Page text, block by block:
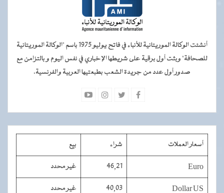
أنشئت الوكالة الموريتانية للأنباء في فاتح يوليو 1975 باسم "الوكالة الموريتانية
للصحافة" وبثت أول برقية على شريطها الإخباري في نفس اليوم و بالتزامن مع
صدور أول عدد من جريدة الشعب بطبعتيها العربية والفرنسية.
أسعار العملات شراء بيع
Euro
46,21 غير محدد
Dollar US
40,03 غير محدد